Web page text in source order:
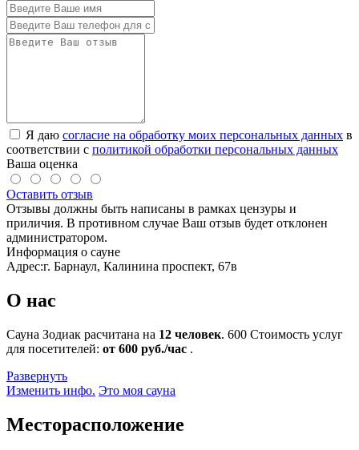
Я даю согласие на обработку моих персональных данных в
соответствии с политикой обработки персональных данных
Ваша оценка
Оставить отзыв
Отзывы должны быть написаны в рамках цензуры и
приличия. В противном случае Ваш отзыв будет отклонен
администратором.
Информация о сауне
Адрес:г. Барнаул, Калинина проспект, 67в
О нас
Сауна Зодиак расчитана на 12 человек. 600 Стоимость услуг
для посетителей: от 600 руб./час .
Развернуть
Изменить инфо. Это моя сауна
Месторасположение